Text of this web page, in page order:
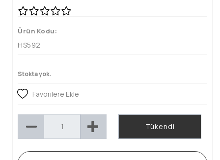
Ürün Kodu:
HS592
Stokta yok.
Favorilere Ekle
Tükendi